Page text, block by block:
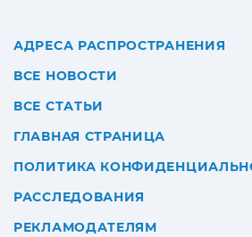
АДРЕСА РАСПРОСТРАНЕНИЯ
ВСЕ НОВОСТИ
ВСЕ СТАТЬИ
ГЛАВНАЯ СТРАНИЦА
ПОЛИТИКА
РАССЛЕДОВАНИЯ
РЕКЛАМОДАТЕЛЯМ